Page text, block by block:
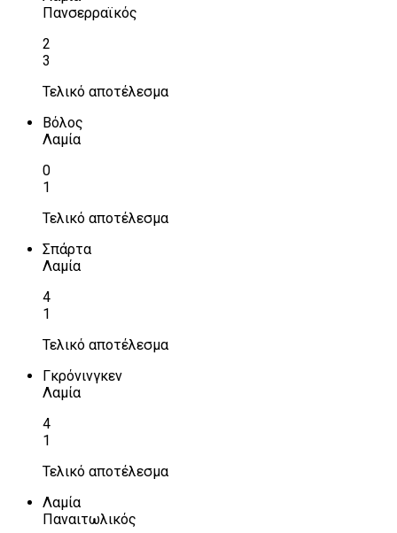
Πανσερραϊκός
2
3
Τελικό αποτέλεσμα
Βόλος
Λαμία
0
1
Τελικό αποτέλεσμα
Σπάρτα
Λαμία
4
1
Τελικό αποτέλεσμα
Γκρόνινγκεν
Λαμία
4
1
Τελικό αποτέλεσμα
Λαμία
Παναιτωλικός